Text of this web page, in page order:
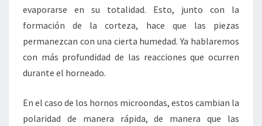
evaporarse en su totalidad. Esto, junto con la
formación de la corteza, hace que las piezas
permanezcan con una cierta humedad. Ya hablaremos
con más profundidad de las reacciones que ocurren
durante el horneado.
En el caso de los hornos microondas, estos cambian la
polaridad de manera rápida, de manera que las